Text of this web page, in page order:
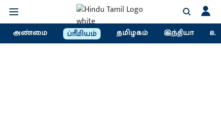
அண்மை ப்ரீமியம் தமிழகம் இந்தியா